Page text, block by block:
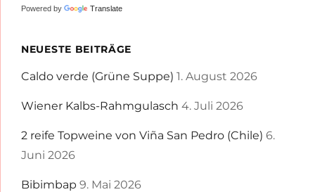
Powered by Translate
NEUESTE BEITRÄGE
Caldo verde (Grüne Suppe) 1. August 2026
Wiener Kalbs-Rahmgulasch 4. Juli 2026
2 reife Topweine von Viña San Pedro (Chile) 6.
Juni 2026
Bibimbap 9. Mai 2026